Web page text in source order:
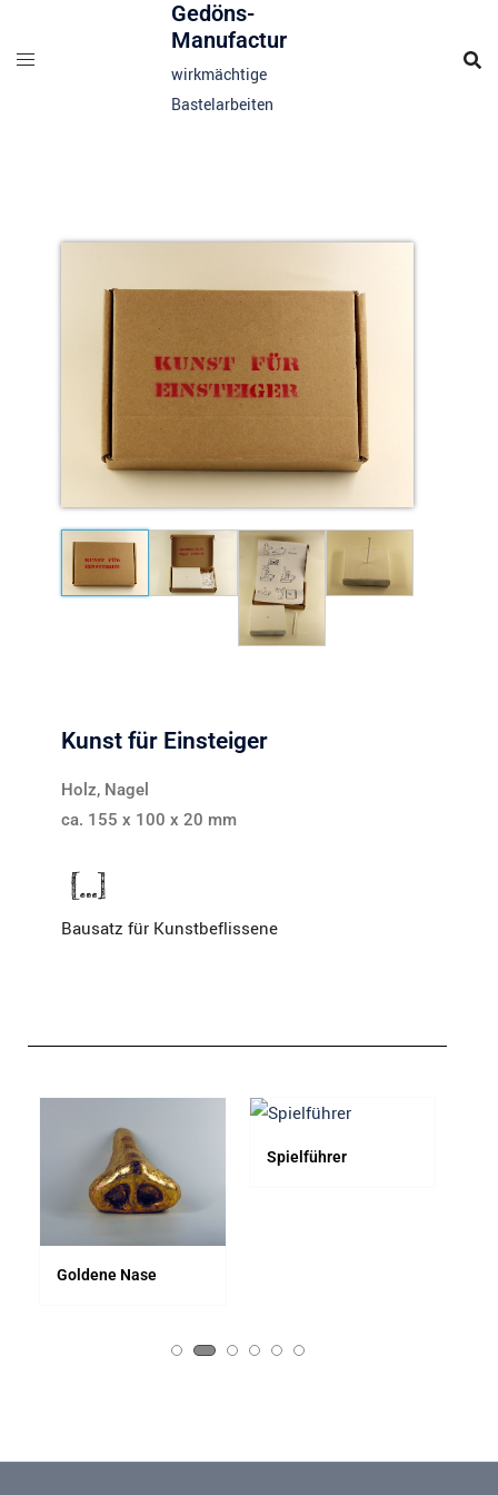
Gedöns-
Manufactur
wirkmächtige
Bastelarbeiten
Kunst für Einsteiger
Holz, Nagel
ca. 155 x 100 x 20 mm
Bausatz für Kunstbeflissene
Goldene Nase
Spielführer